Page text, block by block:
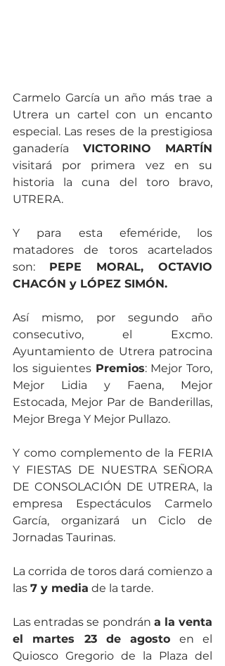
Carmelo García un año más trae a
Utrera un cartel con un encanto
especial. Las reses de la prestigiosa
ganadería VICTORINO MARTÍN
visitará por primera vez en su
historia la cuna del toro bravo,
UTRERA.
Y para esta efeméride, los
matadores de toros acartelados
son: PEPE MORAL, OCTAVIO
CHACÓN y LÓPEZ SIMÓN.
Así mismo, por segundo año
consecutivo, el Excmo.
Ayuntamiento de Utrera patrocina
los siguientes Premios: Mejor Toro,
Mejor Lidia y Faena, Mejor
Estocada, Mejor Par de Banderillas,
Mejor Brega Y Mejor Pullazo.
Y como complemento de la FERIA
Y FIESTAS DE NUESTRA SEÑORA
DE CONSOLACIÓN DE UTRERA, la
empresa Espectáculos Carmelo
García, organizará un Ciclo de
Jornadas Taurinas.
La corrida de toros dará comienzo a
las 7 y media de la tarde.
Las entradas se pondrán a la venta
el martes 23 de agosto en el
Quiosco Gregorio de la Plaza del